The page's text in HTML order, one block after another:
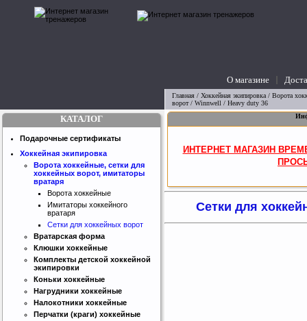
О магазине
вопросы
Главная / Хоккейная экипировка / Ворота
ворот/ Winnwell / Heavy duty 36
ИНТЕРНЕТ МАГАЗИН
Сетки для
КАТАЛОГ
Подарочные сертификаты
Хоккейная экипировка
Ворота хоккейные, сетки для
хоккейных ворот, имитаторы
вратаря
Ворота хоккейные
Имитаторы хоккейного
вратаря
Сетки для хоккейных ворот
Вратарская форма
Клюшки хоккейные
Комплекты детской хоккейной
экипировки
Коньки хоккейные
Нагрудники хоккейные
Налокотники хоккейные
Перчатки (краги) хоккейные